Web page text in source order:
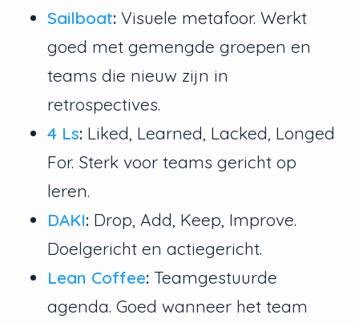
Sailboat: Visuele metafoor. Werkt
goed met gemengde groepen en
teams die nieuw zijn in
retrospectives.
4 Ls: Liked, Learned, Lacked, Longed
For. Sterk voor teams gericht op
leren.
DAKI: Drop, Add, Keep, Improve.
Doelgericht en actiegericht.
Lean Coffee: Teamgestuurde
agenda. Goed wanneer het team